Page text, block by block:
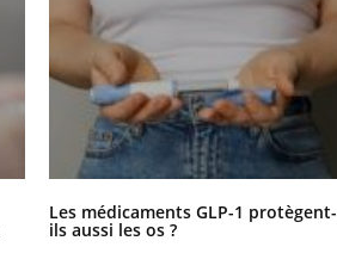
Les médicaments GLP-1 protègent-
ils aussi les os ?